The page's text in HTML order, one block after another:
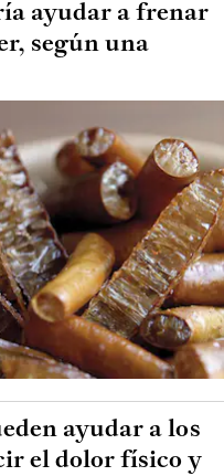
ayudar a frenar
según una
ayudar a los
el dolor físico y